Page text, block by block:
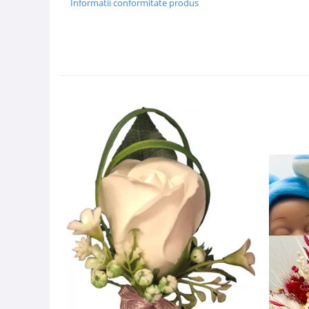
Informatii conformitate produs